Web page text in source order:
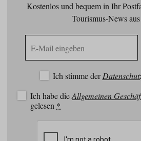
Kostenlos und bequem in Ihr
Tourismus-News
Mail
Ich stimme der
Ich habe dieAllgemeinen
gelesen *